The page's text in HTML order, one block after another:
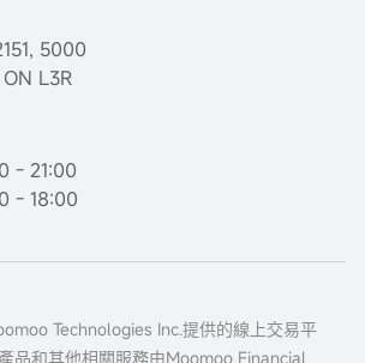
5000
L3R
- 21:00
- 18:00
Technologies Inc.提供的線上交易平
品和其他相關服務由Moomoo Financial